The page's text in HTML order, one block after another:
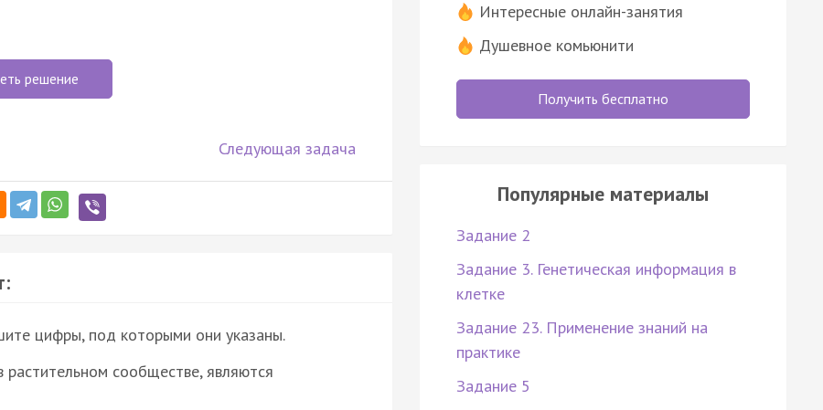
решение
Следующая задача
цифры, под которыми они указаны.
сообществе, являются
Интересные онлайн-занятия
Душевное комьюнити
Получить бесплатно
Популярные материалы
Задание 2
Задание 3. Генетическая информация в
клетке
Задание 23. Применение знаний на
практике
Задание 5